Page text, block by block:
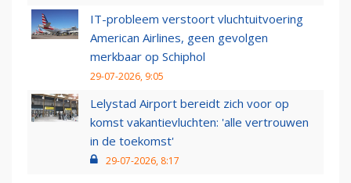
IT-probleem verstoort vluchtuitvoering
American Airlines, geen gevolgen
merkbaar op Schiphol
29-07-2026, 9:05
Lelystad Airport bereidt zich voor op
komst vakantievluchten: 'alle vertrouwen
in de toekomst'
29-07-2026, 8:17